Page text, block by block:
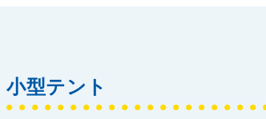
小型テント